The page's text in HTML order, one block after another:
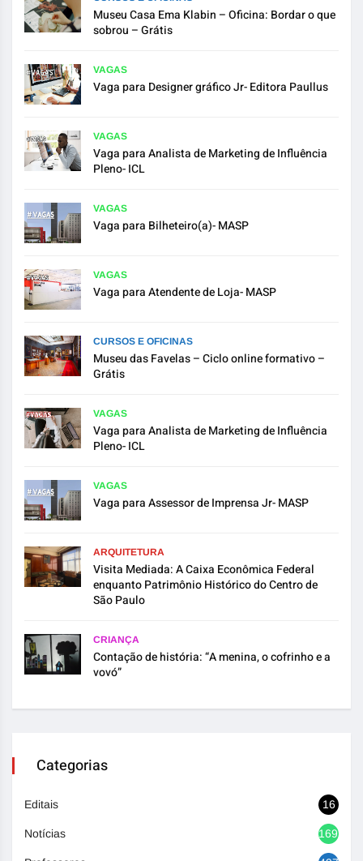
Museu Casa Ema Klabin – Oficina: Bordar o que
sobrou – Grátis
VAGAS
Vaga para Designer gráfico Jr- Editora Paullus
VAGAS
Vaga para Analista de Marketing de Influência
Pleno- ICL
VAGAS
Vaga para Bilheteiro(a)- MASP
VAGAS
Vaga para Atendente de Loja- MASP
CURSOS E OFICINAS
Museu das Favelas – Ciclo online formativo –
Grátis
VAGAS
Vaga para Analista de Marketing de Influência
Pleno- ICL
VAGAS
Vaga para Assessor de Imprensa Jr- MASP
ARQUITETURA
Visita Mediada: A Caixa Econômica Federal
enquanto Patrimônio Histórico do Centro de
São Paulo
CRIANÇA
Contação de história: “A menina, o cofrinho e a
vovó”
Categorias
Editais 16
Notícias 1692